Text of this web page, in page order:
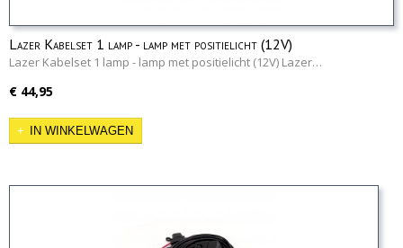
Lazer Kabelset 1 lamp - lamp met positielicht (12V)
Lazer Kabelset 1 lamp - lamp met positielicht (12V) Lazer…
€ 44,95
IN WINKELWAGEN